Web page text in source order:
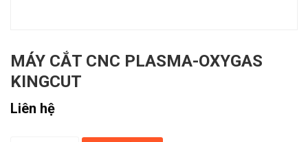
MÁY CẮT CNC PLASMA-OXYGAS
KINGCUT
Liên hệ